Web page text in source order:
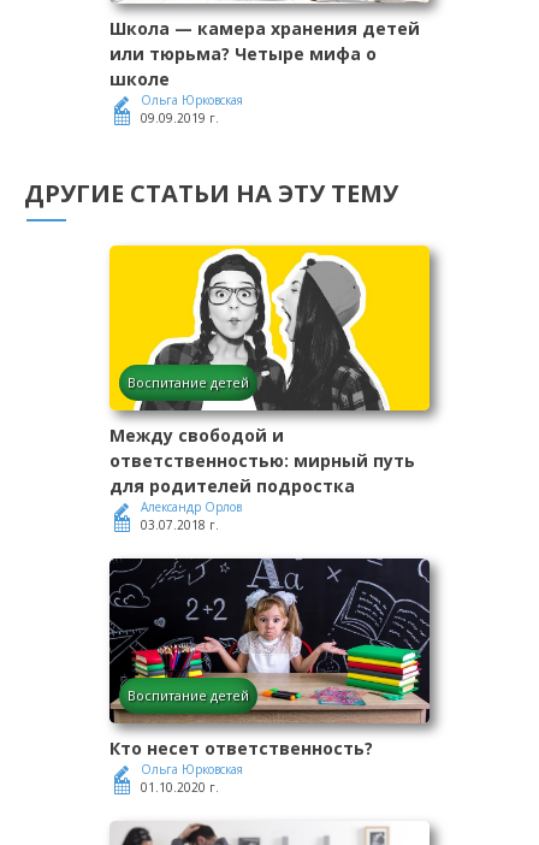
Школа — камера хранения детей
или тюрьма? Четыре мифа о
школе
Ольга Юрковская
09.09.2019 г.
ДРУГИЕ СТАТЬИ НА ЭТУ ТЕМУ
Воспитание детей
Между свободой и
ответственностью: мирный путь
для родителей подростка
Александр Орлов
03.07.2018 г.
Воспитание детей
Кто несет ответственность?
Ольга Юрковская
01.10.2020 г.